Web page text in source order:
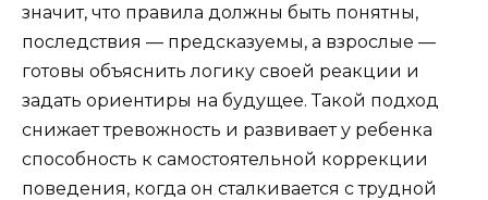
значит, что правила должны быть понятны,
последствия — предсказуемы, а взрослые —
готовы объяснить логику своей реакции и
задать ориентиры на будущее. Такой подход
снижает тревожность и развивает у ребенка
способность к самостоятельной коррекции
поведения, когда он сталкивается с трудной